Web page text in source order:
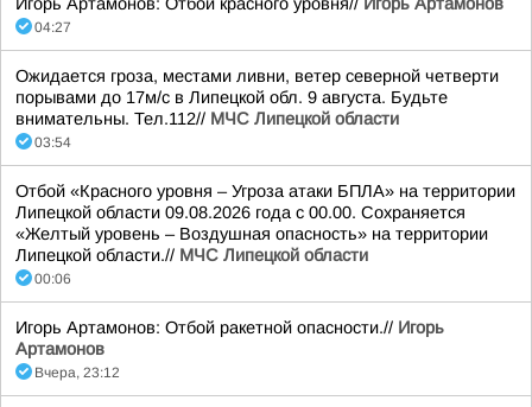
04:27
Ожидается гроза, местами ливни, ветер северной четверти
порывами до 17м/с в Липецкой обл. 9 августа. Будьте
внимательны. Тел.112// МЧС Липецкой области
03:54
Отбой «Красного уровня – Угроза атаки БПЛА» на территории
Липецкой области 09.08.2026 года с 00.00. Сохраняется
«Желтый уровень – Воздушная опасность» на территории
Липецкой области.// МЧС Липецкой области
00:06
Игорь Артамонов: Отбой ракетной опасности.// Игорь
Артамонов
Вчера, 23:12